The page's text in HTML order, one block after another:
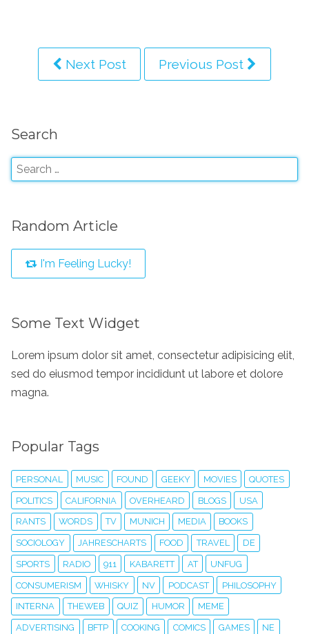
Next Post Previous Post
Search
Random Article
I'm Feeling Lucky!
Some Text Widget
Lorem ipsum dolor sit amet, consectetur adipisicing elit,
sed do eiusmod tempor incididunt ut labore et dolore
magna.
Popular Tags
PERSONAL MUSIC FOUND GEEKY MOVIES QUOTES
POLITICS CALIFORNIA OVERHEARD BLOGS USA
RANTS WORDS TV MUNICH MEDIA BOOKS
SOCIOLOGY JAHRESCHARTS FOOD TRAVEL DE
SPORTS RADIO 911 KABARETT AT UNFUG
CONSUMERISM WHISKY NV PODCAST PHILOSOPHY
INTERNA THEWEB QUIZ HUMOR MEME
ADVERTISING BFTP COOKING COMICS GAMES NE